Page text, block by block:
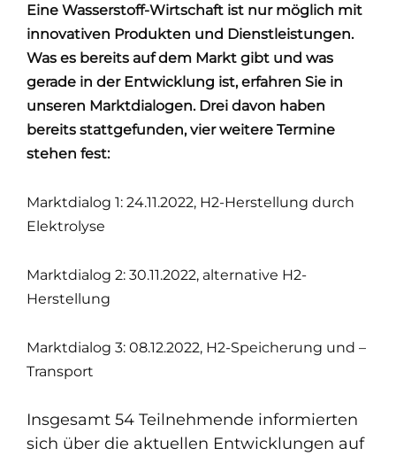
Eine Wasserstoff-Wirtschaft ist nur möglich mit
innovativen Produkten und Dienstleistungen.
Was es bereits auf dem Markt gibt und was
gerade in der Entwicklung ist,erfahren Sie in
unseren Marktdialogen.Drei davon haben
bereits stattgefunden, vier weitere Termine
stehen fest:
Marktdialog 1: 24.11.2022, H2-Herstellung durch
Elektrolyse
Marktdialog 2: 30.11.2022, alternative H2-
Herstellung
Marktdialog 3: 08.12.2022, H2-Speicherung und –
Transport
Insgesamt 54 Teilnehmende informierten
sich über die aktuellen Entwicklungen auf